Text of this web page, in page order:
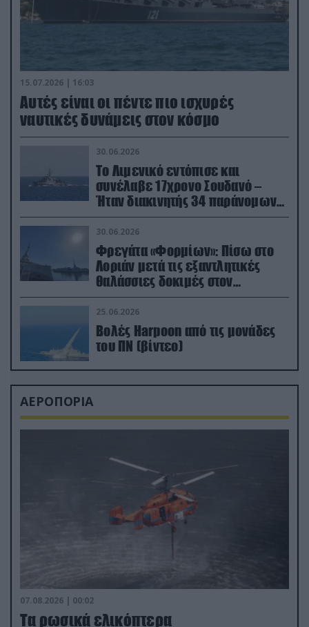
15.07.2026 | 16:03
Aυτές είναι οι πέντε πιο ισχυρές
ναυτικές δυνάμεις στον κόσμο
30.06.2026
Το Λιμενικό εντόπισε και
συνέλαβε 17χρονο Σουδανό –
Ήταν διακινητής 34 παράνομων
μεταναστών
30.06.2026
Φρεγάτα «Φορμίων»: Πίσω στο
Λοριάν μετά τις εξαντλητικές
θαλάσσιες δοκιμές στον
απαιτητικό Βισκαϊκό
25.06.2026
Βολές Harpoon από τις μονάδες
του ΠΝ (βίντεο)
ΑΕΡΟΠΟΡΙΑ
07.08.2026 | 00:02
Τα ρωσικά ελικόπτερα